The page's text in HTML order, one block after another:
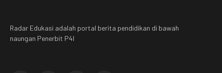
Radar Edukasi adalah portal berita pendidikan di bawah
naungan Penerbit P4I